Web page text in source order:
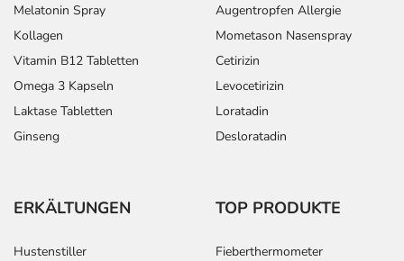
Melatonin Spray
Kollagen
Vitamin B12 Tabletten
Omega 3 Kapseln
Laktase Tabletten
Ginseng
Augentropfen Allergie
Mometason Nasenspray
Cetirizin
Levocetirizin
Loratadin
Desloratadin
ERKÄLTUNGEN
Hustenstiller
TOP PRODUKTE
Fieberthermometer